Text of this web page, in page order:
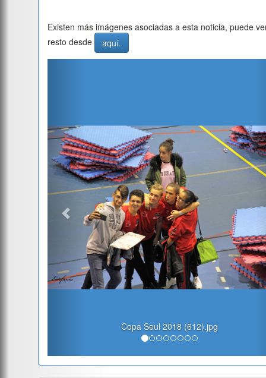
Existen más imágenes asociadas a esta noticia, puede
resto desde
aquí.
Copa Seul 2018 (612).jpg